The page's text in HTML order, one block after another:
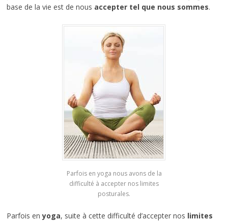
base de la vie est de nous accepter tel que nous sommes.
Parfois en yoga nous avons de la
difficulté à accepter nos limites
posturales.
Parfois enyoga, suite à cette difficulté d’accepter nos limites